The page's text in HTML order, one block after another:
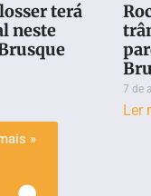
terá
neste
7 de
Ler
»